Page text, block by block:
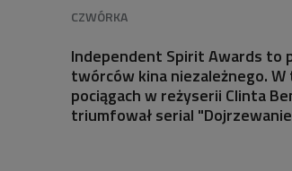
Independent Spirit Awards to
twórców kina niezależnego.
pociągach w reżyserii Clinta
triumfował serial